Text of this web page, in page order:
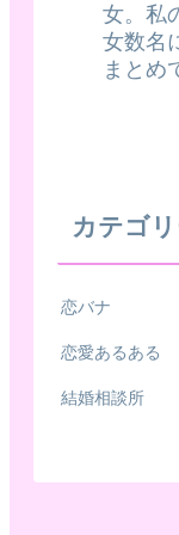
女。私
女数名
まとめ
カテゴ
恋バナ
恋愛あるある
結婚相談所